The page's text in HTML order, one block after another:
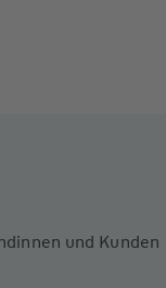
und Kunden